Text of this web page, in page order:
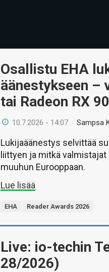
Osallistu EHA
äänestykseen –
tai Radeon RX
10.7.2026 - 14:07 /Sampsa
Lukijaäänestys selvittää
liittyen ja mitkä
muuhun Eurooppaan.
Lue lisää
EHA Reader Awards 2026
Live: io-techin
28/2026)